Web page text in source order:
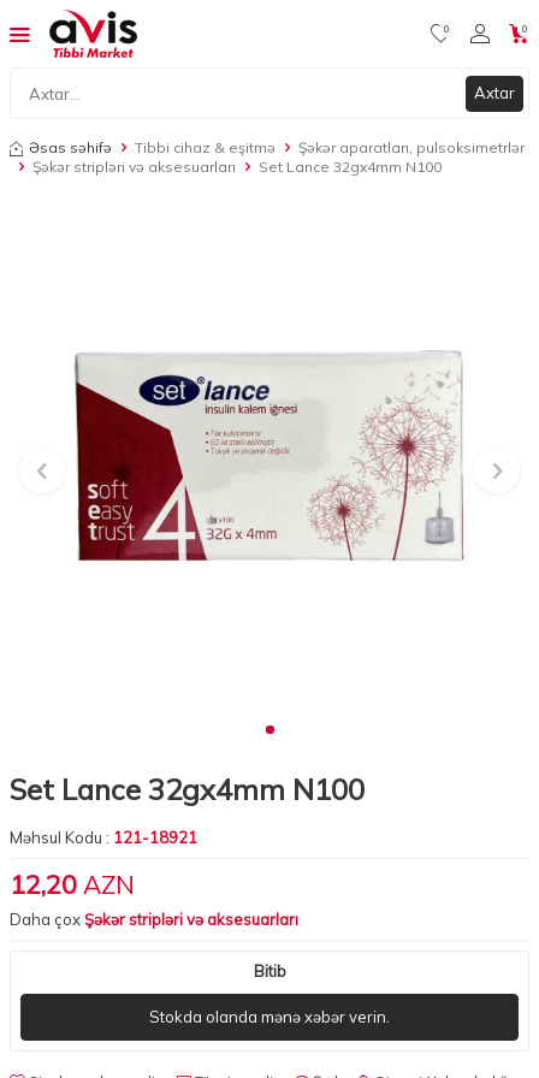
Axtar
0 0
Əsas səhifə Tibbi cihaz & eşitmə
Şəkər aparatları, pulsoksimetrlər
Şəkər stripləri və aksesuarları
Set Lance 32gx4mm N100
Set Lance 32gx4mm N100
Məhsul Kodu : 121-18921
12,20 AZN
Daha çoxŞəkər stripləri və aksesuarları
Bitib
Stokda olanda mənə xəbər verin.